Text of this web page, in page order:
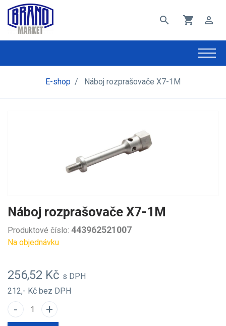
search shopping_cart perm_identity
E-shop / Náboj rozprašovače X7-1M
Náboj rozprašovače X7-1M
Produktové číslo: 443962521007
Na objednávku
256,52 Kč s DPH
212,- Kč bez DPH
- +